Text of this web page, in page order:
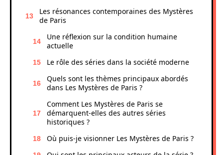
Les résonances contemporaines des Mystères
de Paris
Une réflexion sur la condition humaine
actuelle
Le rôle des séries dans la société moderne
Quels sont les thèmes principaux abordés
dans Les Mystères de Paris ?
Comment Les Mystères de Paris se
démarquent-elles des autres séries
historiques ?
Où puis-je visionner Les Mystères de Paris ?